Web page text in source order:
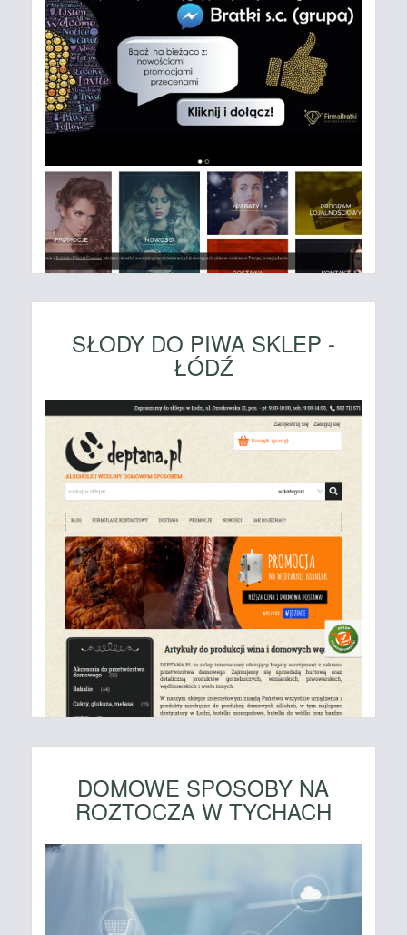
SŁODY DO PIWA SKLEP -
ŁÓDŹ
DOMOWE SPOSOBY NA
ROZTOCZA W TYCHACH